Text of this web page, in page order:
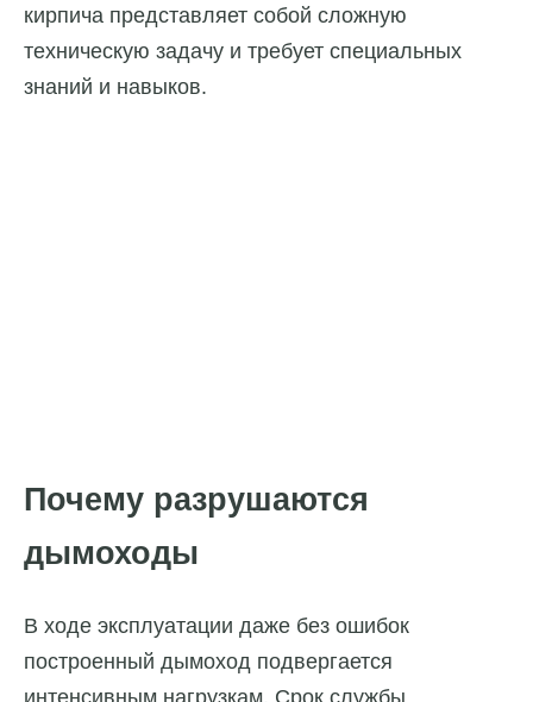
кирпича представляет собой сложную
техническую задачу и требует специальных
знаний и навыков.
Почему разрушаются
дымоходы
В ходе эксплуатации даже без ошибок
построенный дымоход подвергается
интенсивным нагрузкам. Срок службы